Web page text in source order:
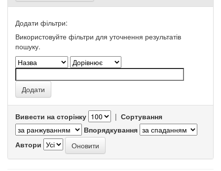
Додати фільтри:
Використовуйте фільтри для уточнення результатів
пошуку.
Вивести на сторінку | Сортування
Впорядкування
Автори